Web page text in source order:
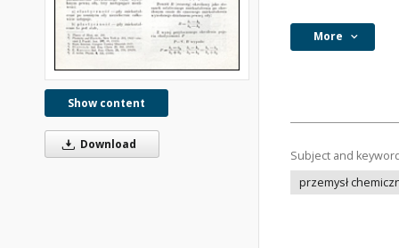
Show content
Download
More
Subject and
przemysł